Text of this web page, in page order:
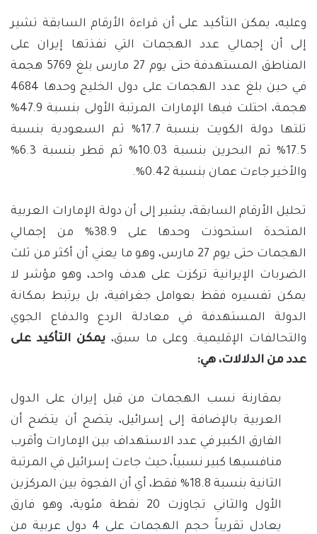
وعليه، يمكن التأكيد على أن قراءة الأرقام السابقة تشير
إلى أن إجمالي عدد الهجمات التي نفذتها إيران على
المناطق المستهدفة حتى يوم 27 مارس بلغ 5769 هجمة
في حين بلغ عدد الهجمات على دول الخليج وحدها 4684
هجمة، احتلت فيها الإمارات المرتبة الأولى بنسبة 47.9%
تلتها دولة الكويت بنسبة 17.7% ثم السعودية بنسبة
17.5% ثم البحرين بنسبة 10.03% ثم قطر بنسبة 6.3%
والأخير جاءت عمان بنسبة 0.42%.
تحليل الأرقام السابقة، يشير إلى أن دولة الإمارات العربية
المتحدة استحوذت وحدها على 38.9% من إجمالي
الهجمات حتى يوم 27 مارس، وهو ما يعني أن أكثر من ثلث
الضربات الإيرانية تركزت على هدف واحد، وهو مؤشر لا
يمكن تفسيره فقط بعوامل جغرافية، بل يرتبط بمكانة
الدولة المستهدفة في معادلة الردع والدفاع الجوي
والتحالفات الإقليمية. وعلى ما سبق، يمكن التأكيد على
عدد من الدلالات، هي:
بمقارنة نسب الهجمات من قبل إيران على الدول
العربية بالإضافة إلى إسرائيل، يتضح أن يتضح أن
الفارق الكبير في عدد الاستهداف بين الإمارات وأقرب
منافسيها كبير نسبياً، حيث جاءت إسرائيل في المرتبة
الثانية بنسبة 18.8% فقط، أي أن الفجوة بين المركزين
الأول والثاني تجاوزت 20 نقطة مئوية، وهو فارق
يعادل تقريباً حجم الهجمات على 4 دول عربية من